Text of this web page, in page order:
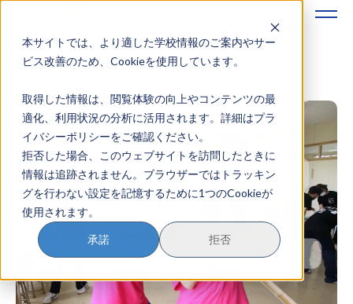
本サイトでは、より適した学校情報のご案内やサー
ビス改善のため、Cookieを使用しています。
取得した情報は、閲覧体験の向上やコンテンツの最
適化、利用状況の分析に活用されます。詳細はプラ
イバシーポリシーをご確認ください。
拒否した場合、このウェブサイトを訪問したときに
情報は追跡されません。ブラウザーではトラッキン
グを行わない設定を記憶するために1つのCookieが
使用されます。
承諾 拒否
地域みらい留学のすすめかた
地域みらい留学とは
学校を探す
イベントを探す
おためし地域留学
マガジン
奨学金について